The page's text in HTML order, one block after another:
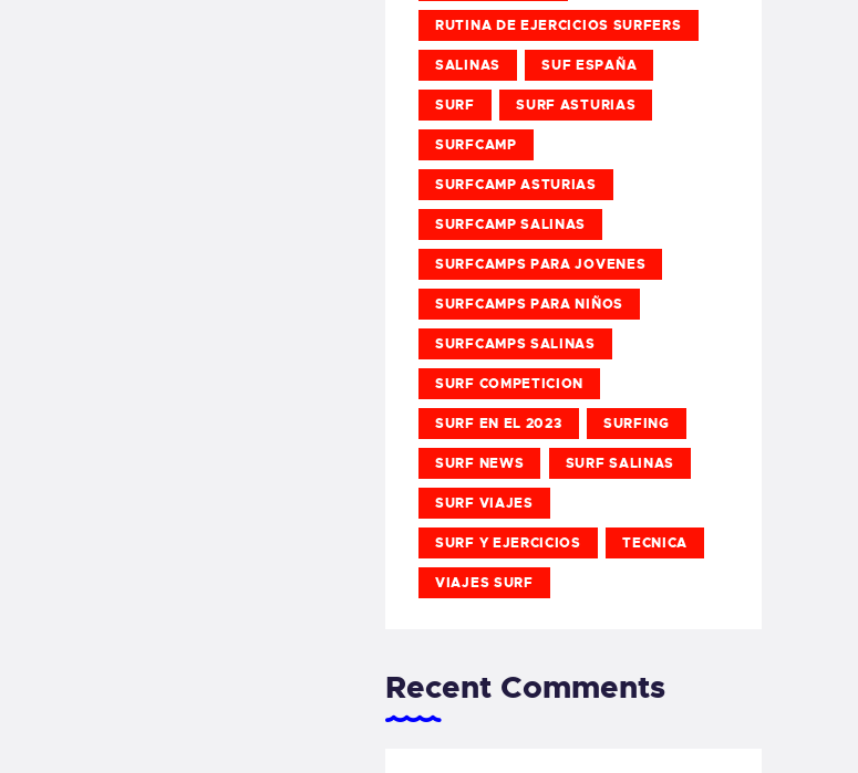
RUTINA DE EJERCICIOS SURFERS
SALINAS SUF ESPAÑA
SURF SURF ASTURIAS
SURFCAMP
SURFCAMP ASTURIAS
SURFCAMP SALINAS
SURFCAMPS PARA JOVENES
SURFCAMPS PARA NIÑOS
SURFCAMPS SALINAS
SURF COMPETICION
SURF EN EL 2023 SURFING
SURF NEWS SURF SALINAS
SURF VIAJES
SURF Y EJERCICIOS TECNICA
VIAJES SURF
Recent Comments